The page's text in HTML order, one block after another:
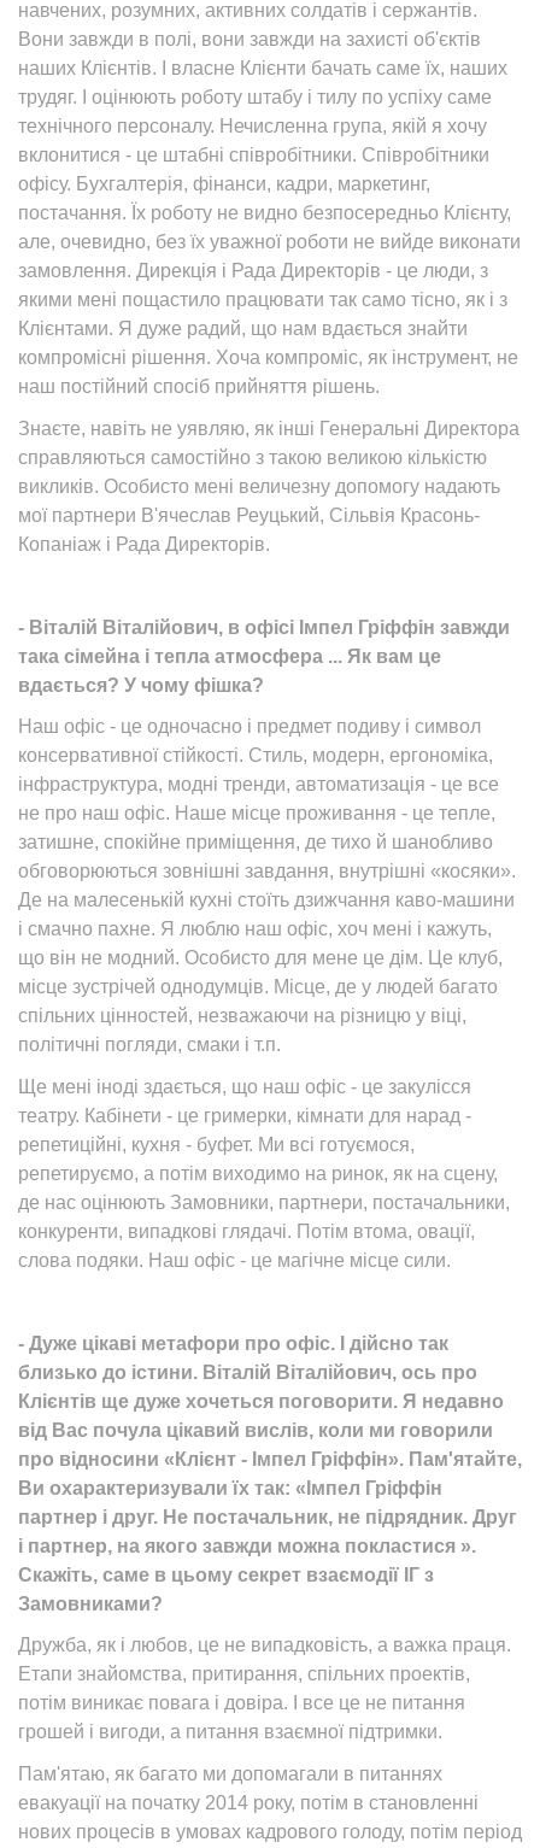
навчених, розумних, активних солдатів і сержантів.
Вони завжди в полі, вони завжди на захисті об'єктів
наших Клієнтів. І власне Клієнти бачать саме їх, наших
трудяг. І оцінюють роботу штабу і тилу по успіху саме
технічного персоналу. Нечисленна група, якій я хочу
вклонитися - це штабні співробітники. Співробітники
офісу. Бухгалтерія, фінанси, кадри, маркетинг,
постачання. Їх роботу не видно безпосередньо Клієнту,
але, очевидно, без їх уважної роботи не вийде виконати
замовлення. Дирекція і Рада Директорів - це люди, з
якими мені пощастило працювати так само тісно, як і з
Клієнтами. Я дуже радий, що нам вдається знайти
компромісні рішення. Хоча компроміс, як інструмент, не
наш постійний спосіб прийняття рішень.
Знаєте, навіть не уявляю, як інші Генеральні Директора
справляються самостійно з такою великою кількістю
викликів. Особисто мені величезну допомогу надають
мої партнери В'ячеслав Реуцький, Сільвія Красонь-
Копаніаж і Рада Директорів.
- Віталій Віталійович, в офісі Імпел Гріффін завжди
така сімейна і тепла атмосфера ... Як вам це
вдається? У чому фішка?
Наш офіс - це одночасно і предмет подиву і символ
консервативної стійкості. Стиль, модерн, ергономіка,
інфраструктура, модні тренди, автоматизація - це все
не про наш офіс. Наше місце проживання - це тепле,
затишне, спокійне приміщення, де тихо й шанобливо
обговорюються зовнішні завдання, внутрішні «косяки».
Де на малесенькій кухні стоїть дзижчання каво-машини
і смачно пахне. Я люблю наш офіс, хоч мені і кажуть,
що він не модний. Особисто для мене це дім. Це клуб,
місце зустрічей однодумців. Місце, де у людей багато
спільних цінностей, незважаючи на різницю у віці,
політичні погляди, смаки і т.п.
Ще мені іноді здається, що наш офіс - це закулісся
театру. Кабінети - це гримерки, кімнати для нарад -
репетиційні, кухня - буфет. Ми всі готуємося,
репетируємо, а потім виходимо на ринок, як на сцену,
де нас оцінюють Замовники, партнери, постачальники,
конкуренти, випадкові глядачі. Потім втома, овації,
слова подяки. Наш офіс - це магічне місце сили.
- Дуже цікаві метафори про офіс. І дійсно так
близько до істини. Віталій Віталійович, ось про
Клієнтів ще дуже хочеться поговорити. Я недавно
від Вас почула цікавий вислів, коли ми говорили
про відносини «Клієнт - Імпел Гріффін». Пам'ятайте,
Ви охарактеризували їх так: «Імпел Гріффін
партнер і друг. Не постачальник, не підрядник. Друг
і партнер, на якого завжди можна покластися ».
Скажіть, саме в цьому секрет взаємодії ІГ з
Замовниками?
Дружба, як і любов, це не випадковість, а важка праця.
Етапи знайомства, притирання, спільних проектів,
потім виникає повага і довіра. І все це не питання
грошей і вигоди, а питання взаємної підтримки.
Пам'ятаю, як багато ми допомагали в питаннях
евакуації на початку 2014 року, потім в становленні
нових процесів в умовах кадрового голоду, потім період